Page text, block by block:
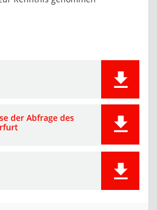
der Abfrage des